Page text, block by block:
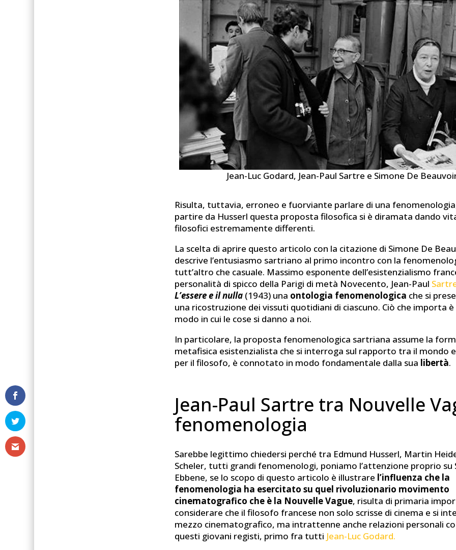
Jean-Luc Godard, Jean-Paul Sartre e Simone De
Risulta, tuttavia, erroneo e fuorviante parlare di una
partire da Husserl questa proposta filosofica si è diramata dando
filosofici estremamente differenti.
La scelta di aprire questo articolo con la citazione di Simone De
descrive l’entusiasmo sartriano al primo incontro con la
tutt’altro che casuale. Massimo esponente dell’esistenzialismo
personalità di spicco della Parigi di metà Novecento, Jean-Paul
L’essere e il nulla (1943) una ontologia fenomenologica che si
una ricostruzione dei vissuti quotidiani di ciascuno. Ciò che importa
modo in cui le cose si danno a noi.
In particolare, la proposta fenomenologica sartriana assume la
metafisica esistenzialista che si interroga sul rapporto tra il mondo e
per il filosofo, è connotato in modo fondamentale dalla sua libertà.
Jean-Paul Sartre tra Nouvelle
fenomenologia
Sarebbe legittimo chiedersi perché tra Edmund Husserl, Martin
Scheler, tutti grandi fenomenologi, poniamo l’attenzione proprio su
Ebbene, se lo scopo di questo articolo è illustrare l’influenza che la
fenomenologia ha esercitato su quel rivoluzionario movimento
cinematografico che è la Nouvelle Vague, risulta di primaria
considerare che il filosofo francese non solo scrisse di cinema e si
mezzo cinematografico, ma intrattenne anche relazioni personali
questi giovani registi, primo fra tutti Jean-Luc Godard.